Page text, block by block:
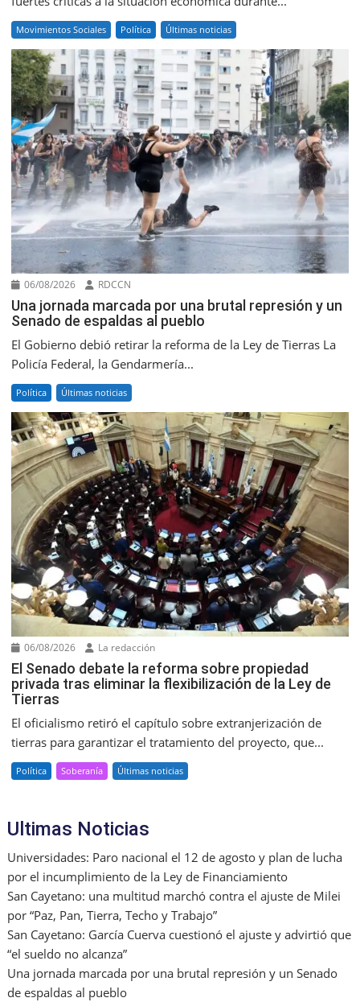
Movimientos Sociales Política Últimas noticias
06/08/2026 RDCCN
Una jornada marcada por una brutal represión y un
Senado de espaldas al pueblo
El Gobierno debió retirar la reforma de la Ley de Tierras La
Policía Federal, la Gendarmería...
Política Últimas noticias
06/08/2026 La redacción
El Senado debate la reforma sobre propiedad
privada tras eliminar la flexibilización de la Ley de
Tierras
El oficialismo retiró el capítulo sobre extranjerización de
tierras para garantizar el tratamiento del proyecto, que...
Política Soberanía Últimas noticias
Ultimas Noticias
Universidades: Paro nacional el 12 de agosto y plan de lucha
por el incumplimiento de la Ley de Financiamiento
San Cayetano: una multitud marchó contra el ajuste de Milei
por “Paz, Pan, Tierra, Techo y Trabajo”
San Cayetano: García Cuerva cuestionó el ajuste y advirtió que
“el sueldo no alcanza”
Una jornada marcada por una brutal represión y un Senado
de espaldas al pueblo